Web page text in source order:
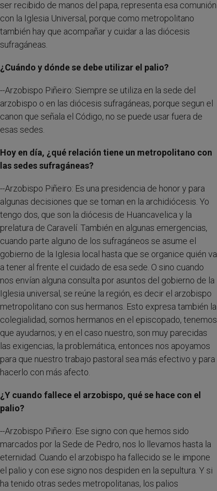
ser recibido de manos del papa, representa esa comunión
con la Iglesia Universal, porque como metropolitano
también hay que acompañar y cuidar a las diócesis
sufragáneas.
¿Cuándo y dónde se debe utilizar el palio?
--Arzobispo Piñeiro: Siempre se utiliza en la sede del
arzobispo o en las diócesis sufragáneas, porque segun el
canon que señala el Código, no se puede usar fuera de
esas sedes.
Hoy en día, ¿qué relación tiene un metropolitano con
las sedes sufragáneas?
--Arzobispo Piñeiro: Es una presidencia de honor y para
algunas decisiones que se toman en la archidiócesis. Yo
tengo dos, que son la diócesis de Huancavelica y la
prelatura de Caravelí. También en algunas emergencias,
cuando parte alguno de los sufragáneos se asume el
gobierno de la Iglesia local hasta que se organice quién va
a tener al frente el cuidado de esa sede. O sino cuando
nos envían alguna consulta por asuntos del gobierno de la
Iglesia universal, se reúne la región, es decir el arzobispo
metropolitano con sus hermanos. Esto expresa también la
colegialidad, somos hermanos en el episcopado, tenemos
que ayudarnos; y en el caso nuestro, son muy parecidas
las exigencias, la problemática, entonces nos apoyamos
para que nuestro trabajo pastoral sea más efectivo y para
hacerlo con más afecto.
¿Y cuando fallece el arzobispo, qué se hace con el
palio?
--Arzobispo Piñeiro: Ese signo con que hemos sido
marcados por la Sede de Pedro, nos lo llevamos hasta la
eternidad. Cuando el arzobispo ha fallecido se le impone
el palio y con ese signo nos despiden en la sepultura. Y si
ha tenido otras sedes metropolitanas, los palios